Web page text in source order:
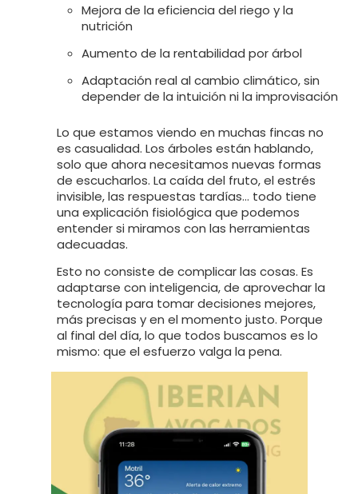
Mejora de la eficiencia del riego y la
nutrición
Aumento de la rentabilidad por árbol
Adaptación real al cambio climático, sin
depender de la intuición ni la improvisación
Lo que estamos viendo en muchas fincas no
es casualidad. Los árboles están hablando,
solo que ahora necesitamos nuevas formas
de escucharlos. La caída del fruto, el estrés
invisible, las respuestas tardías… todo tiene
una explicación fisiológica que podemos
entender si miramos con las herramientas
adecuadas.
Esto no consiste de complicar las cosas. Es
adaptarse con inteligencia, de aprovechar la
tecnología para tomar decisiones mejores,
más precisas y en el momento justo. Porque
al final del día, lo que todos buscamos es lo
mismo: que el esfuerzo valga la pena.